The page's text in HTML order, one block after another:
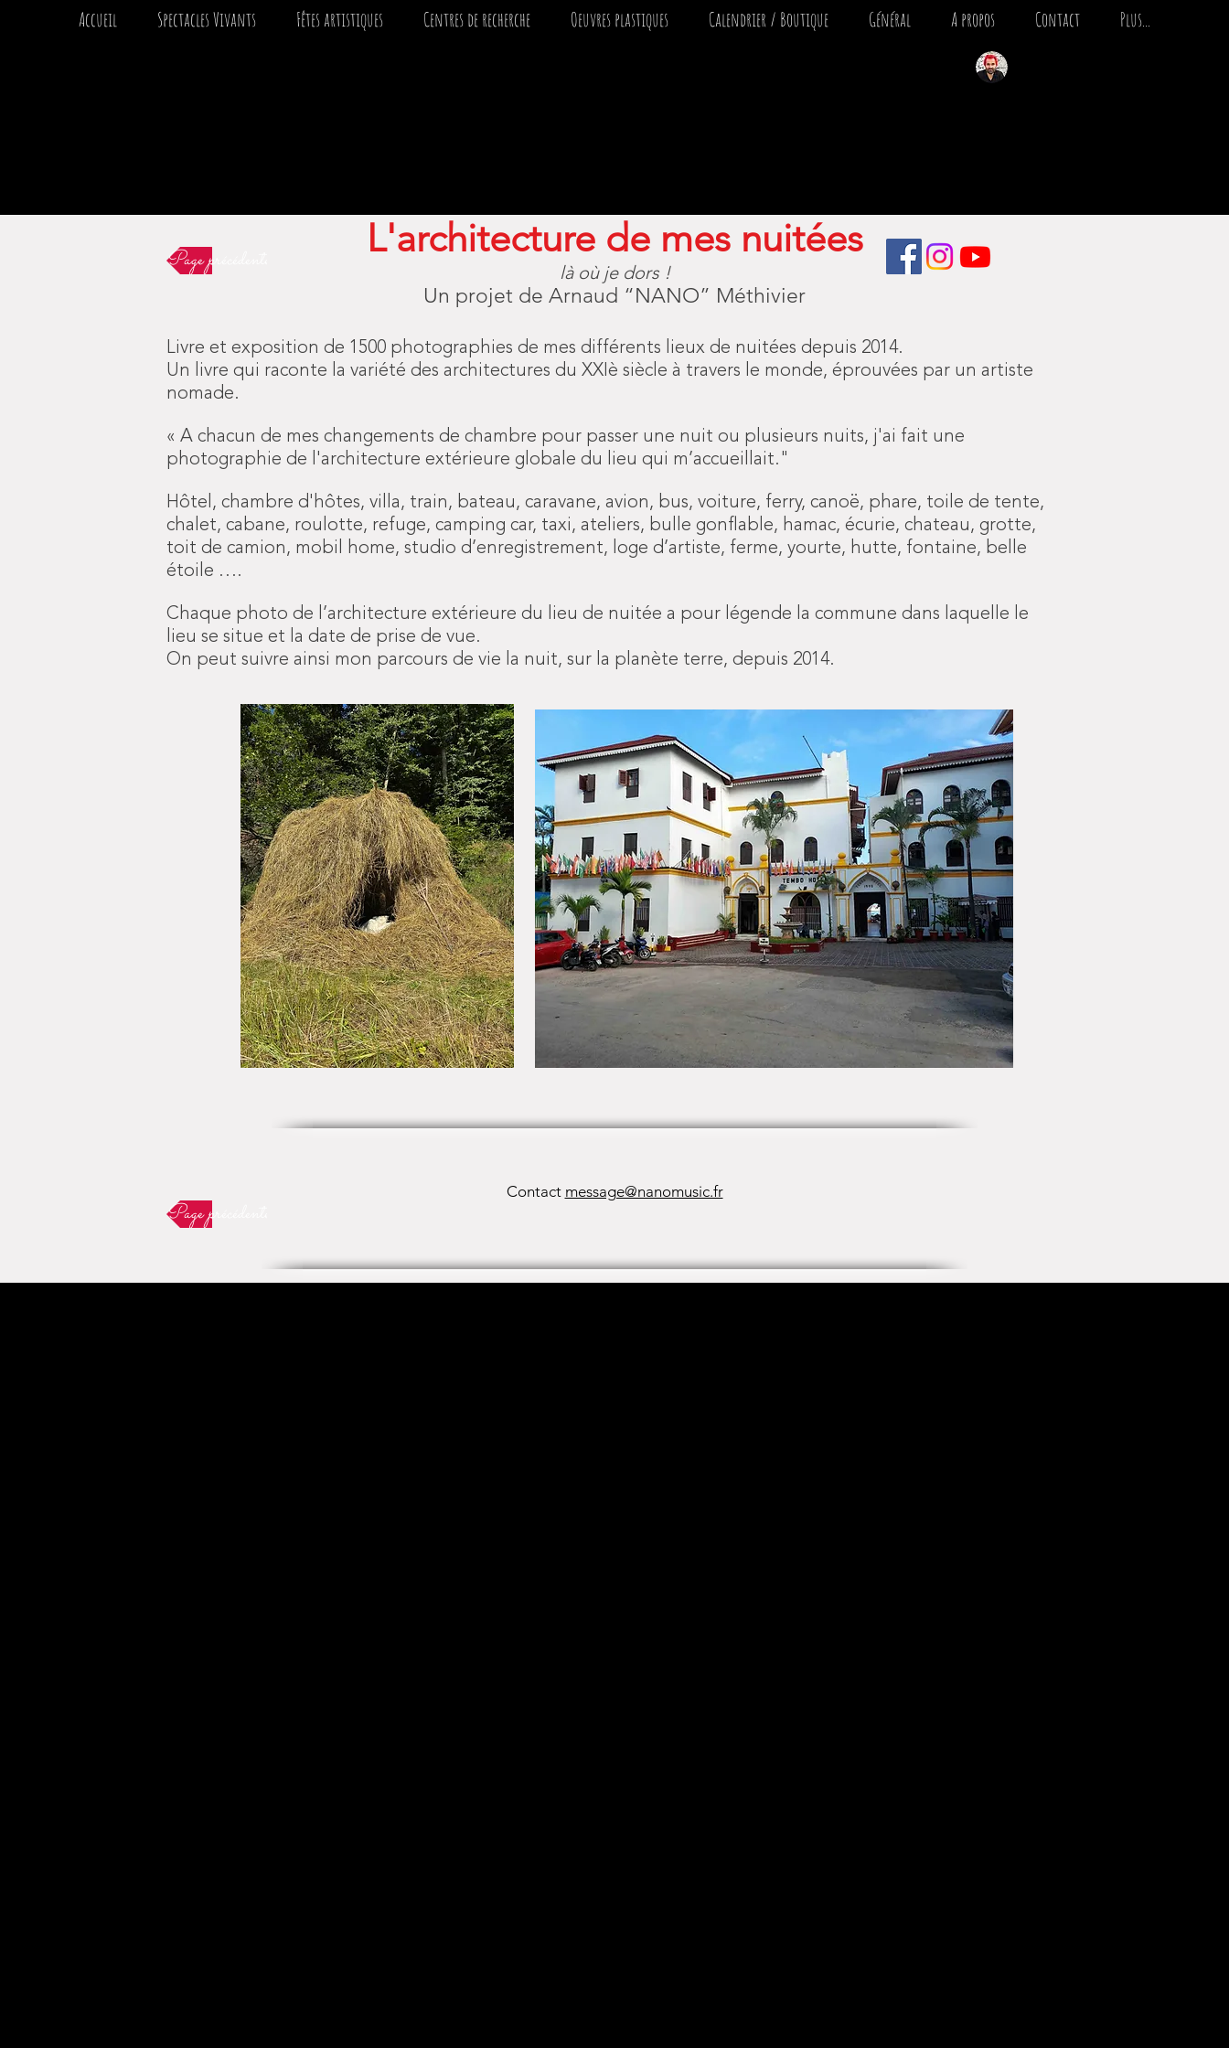
Accueil Spectacles Vivants Fêtes artistiques Centres de recherche Oeuvres plastiques Calendrier / Boutique Général A propos Contact Plus...
L'architecture de mes nuitées
là où je dors​ !
Un projet de Arnaud “NANO” Méthivier
Page précédente
Livre et exposition de 1500 photographies de mes différents lieux de nuitées depuis 2014.
Un livre qui raconte la variété des architectures du XXIè siècle à travers le monde, éprouvées par un artiste
nomade.
« A chacun de mes changements de chambre pour passer une nuit ou plusieurs nuits, j'ai fait une
photographie de l'architecture extérieure globale du lieu qui m’accueillait."
Hôtel, chambre d'hôtes, villa, train, bateau, caravane, avion, bus, voiture, ferry, canoë, phare, toile de tente,
chalet, cabane, roulotte, refuge, camping car, taxi, ateliers, bulle gonflable, hamac, écurie, chateau, grotte,
toit de camion, mobil home, studio d’enregistrement, loge d’artiste, ferme, yourte, hutte, fontaine, belle
étoile ….
Chaque photo de l’architecture extérieure du lieu de nuitée a pour légende la commune dans laquelle le
lieu se situe et la date de prise de vue.
On peut suivre ainsi mon parcours de vie la nuit, sur la planète terre, depuis 2014.
Contact message@nanomusic.fr
Page précédente